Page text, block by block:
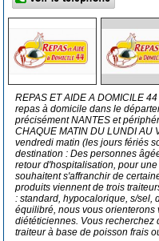
REPAS ET AIDE A DOMICILE
repas à domicile dans le
précisément NANTES et
CHAQUE MATIN DU LUNDI AU
vendredi matin (les jours fériés
destination : Des personnes
retour d'hospitalisation, pour
souhaitent s'affranchir de
produits viennent de trois
: standard, hypocalorique, s/sel,
équilibré, nous vous orienterons
diététiciennes. Vous recherchez
traiteur à base de poisson frais